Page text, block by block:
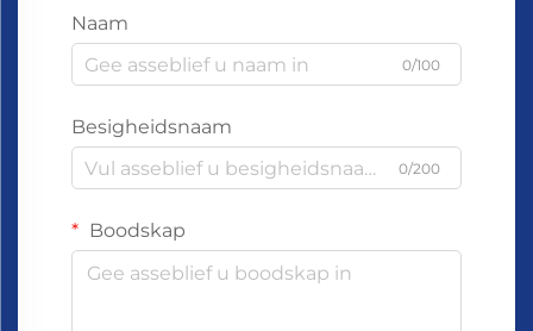
Naam
0/100
Besigheidsnaam
0/200
Boodskap